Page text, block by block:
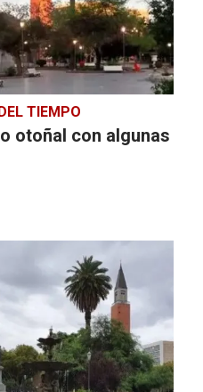
TIEMPO
otoñal con algunas